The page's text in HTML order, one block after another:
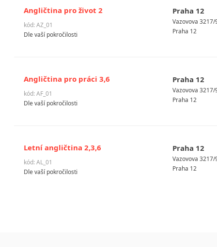
Angličtina pro život 2
kód: AZ_01
Dle vaší pokročilosti
Praha 12
Vazovova 3217/
Praha 12
Angličtina pro práci 3,6
kód: AF_01
Dle vaší pokročilosti
Praha 12
Vazovova 3217/
Praha 12
Letní angličtina 2,3,6
kód: AL_01
Dle vaší pokročilosti
Praha 12
Vazovova 3217/
Praha 12